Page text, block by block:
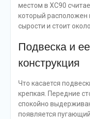
местом в ХС90
который расположен
сырости и стоит
Подвеска и
конструкция
Что касается
крепкая. Передние
спокойно
появляется